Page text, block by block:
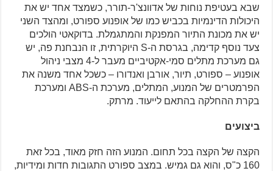
שבא בעטיפת נוחות של אדוונצ'ר-תורר, כשמצד אחד יש את
היכולות הדינמיות בכביש כמו של אופנוע ספורט, ומהצד השני
יש את מכונת התיור המפנקת והמתגמלת. בדוקאטי הולכים
צעד נוסף קדימה, בגרסת ה-S היוקרתית, זו הנבחנת פה, יש
גם מערכת מתלים סמי-אקטיביים מעבר ל-4 מצבי ניהול
אופנוע – ספורט, תיור, אורבן ואנדורו – כשכל אחד משנה את
הפרמטרים של המנוע, המתלים, מערכת ה-ABS ומערכת
בקרת ההחלקה בהתאם לייעוד. מרתק.
ביצועים
הקצה של הקצה בכל תחום. המנוע הזה חזק מאוד, בכל זאת
160 כ"ס, והוא גם גמיש. במצב ספורט התגובות חדות ומידיות,